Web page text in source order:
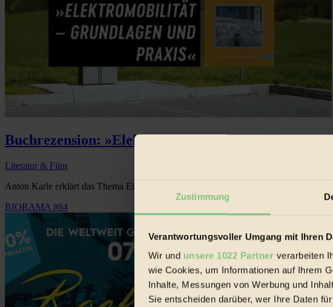
Zustimmung
Verantwortungsvoller Umgang mit Ihren
Wir und unsere 1022 Partner verarbeiten
wie Cookies, um Informationen auf Ihrem
Inhalte, Messungen von Werbung und
Sie entscheiden darüber, wer Ihre Daten
Buchrezension: »Elektromobilität – Grundlagen
Literatur & Film
Anton Karle erklärt das Thema Elektromobilität mit eher technischem Zugang...
BIORAMA #84